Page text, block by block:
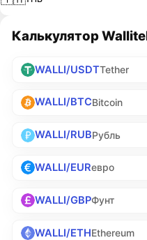
Калькулятор
WALLI/USDTTether
WALLI/BTCBitcoin
WALLI/RUBРубль
WALLI/EURевро
WALLI/GBPФунт
WALLI/ETHEthereum